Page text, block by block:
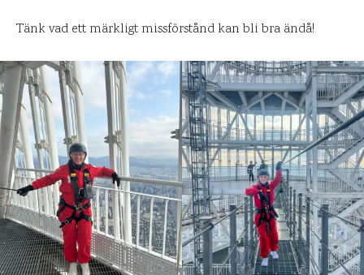
Tänk vad ett märkligt missförstånd kan bli bra ändå!